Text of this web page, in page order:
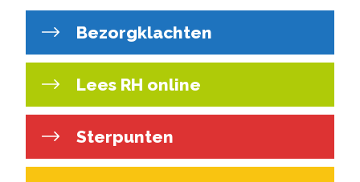
Bezorgklachten
Lees RH online
Sterpunten